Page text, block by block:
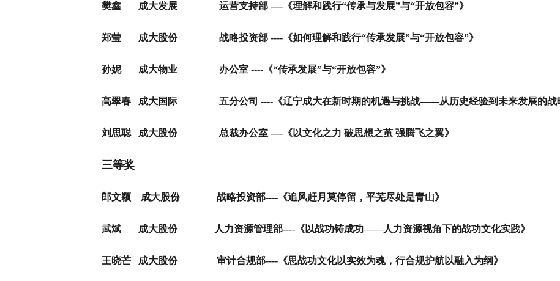
樊鑫 成大发展运营支持部 ---- 《理解和践行“传承与发展”与“开放包容”》
郑莹 成大股份战略投资部 ---- 《如何理解和践行“传承发展”与“开放包容”》
孙妮 成大物业 办公室 ---- 《“传承发展”与“开放包容”》
高翠春 成大国际 五分公司 ---- 《辽宁成大在新时期的机遇与挑战——从历史经验到未来发展的战
刘思聪 成大股份 总裁办公室 ---- 《以文化之力 破思想之茧 强腾飞之翼》
三等奖
郎文颖 成大股份战略投资部---- 《追风赶月莫停留，平芜尽处是青山》
武斌 成大股份 人力资源管理部---- 《以战功铸成功——人力资源视角下的战功文化实践》
王晓芒 成大股份审计合规部---- 《思战功文化以实效为魂，行合规护航以融入为纲》